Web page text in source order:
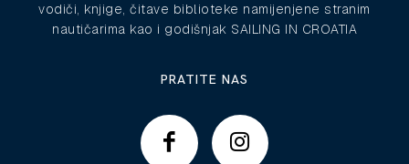
vodiči, knjige, čitave biblioteke namijenjene stranim
nautičarima kao i godišnjak SAILING IN CROATIA
PRATITE NAS